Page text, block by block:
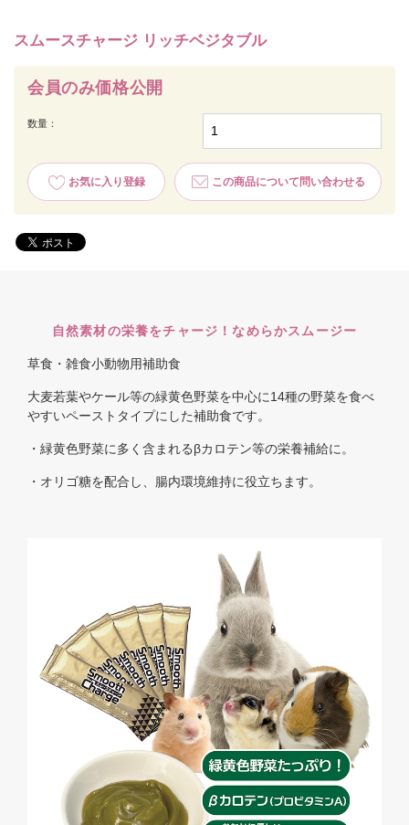
スムースチャージ リッチベジタブル
会員のみ価格公開
数量：
お気に入り登録 この商品について問い合わせる
自然素材の栄養をチャージ！なめらかスムージー
草食・雑食小動物用補助食
大麦若葉やケール等の緑黄色野菜を中心に14種の野菜を食べ
やすいペーストタイプにした補助食です。
・緑黄色野菜に多く含まれるβカロテン等の栄養補給に。
・オリゴ糖を配合し、腸内環境維持に役立ちます。